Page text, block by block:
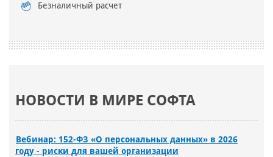
Безналичный расчет
НОВОСТИ В МИРЕ СОФТА
Вебинар: 152-ФЗ «О персональных данных» в 2026
году - риски для вашей организации